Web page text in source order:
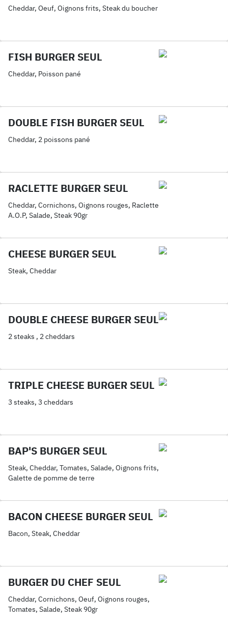
Cheddar, Oeuf, Oignons frits, Steak du boucher
FISH BURGER SEUL
Cheddar, Poisson pané
DOUBLE FISH BURGER SEUL
Cheddar, 2 poissons pané
RACLETTE BURGER SEUL
Cheddar, Cornichons, Oignons rouges, Raclette
A.O.P, Salade, Steak 90gr
CHEESE BURGER SEUL
Steak, Cheddar
DOUBLE CHEESE BURGER SEUL
2 steaks , 2 cheddars
TRIPLE CHEESE BURGER SEUL
3 steaks, 3 cheddars
BAP'S BURGER SEUL
Steak, Cheddar, Tomates, Salade, Oignons frits,
Galette de pomme de terre
BACON CHEESE BURGER SEUL
Bacon, Steak, Cheddar
BURGER DU CHEF SEUL
Cheddar, Cornichons, Oeuf, Oignons rouges,
Tomates, Salade, Steak 90gr